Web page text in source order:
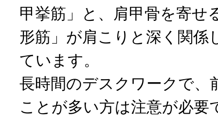
甲挙筋」と、肩甲骨を寄せ
形筋」が肩こりと深く関係
ています。
長時間のデスクワークで、
ことが多い方は注意が必要